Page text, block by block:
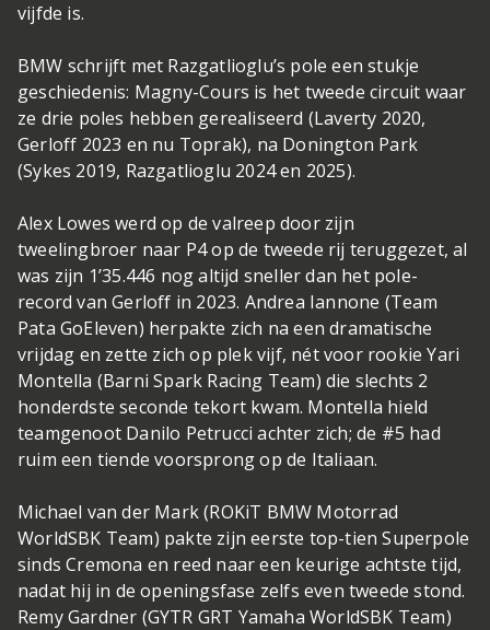
vijfde is.
BMW schrijft met Razgatlioglu’s pole een stukje
geschiedenis: Magny-Cours is het tweede circuit waar
ze drie poles hebben gerealiseerd (Laverty 2020,
Gerloff 2023 en nu Toprak), na Donington Park
(Sykes 2019, Razgatlioglu 2024 en 2025).
Alex Lowes werd op de valreep door zijn
tweelingbroer naar P4 op de tweede rij teruggezet, al
was zijn 1’35.446 nog altijd sneller dan het pole-
record van Gerloff in 2023. Andrea Iannone (Team
Pata GoEleven) herpakte zich na een dramatische
vrijdag en zette zich op plek vijf, nét voor rookie Yari
Montella (Barni Spark Racing Team) die slechts 2
honderdste seconde tekort kwam. Montella hield
teamgenoot Danilo Petrucci achter zich; de #5 had
ruim een tiende voorsprong op de Italiaan.
Michael van der Mark (ROKiT BMW Motorrad
WorldSBK Team) pakte zijn eerste top-tien Superpole
sinds Cremona en reed naar een keurige achtste tijd,
nadat hij in de openingsfase zelfs even tweede stond.
Remy Gardner (GYTR GRT Yamaha WorldSBK Team)